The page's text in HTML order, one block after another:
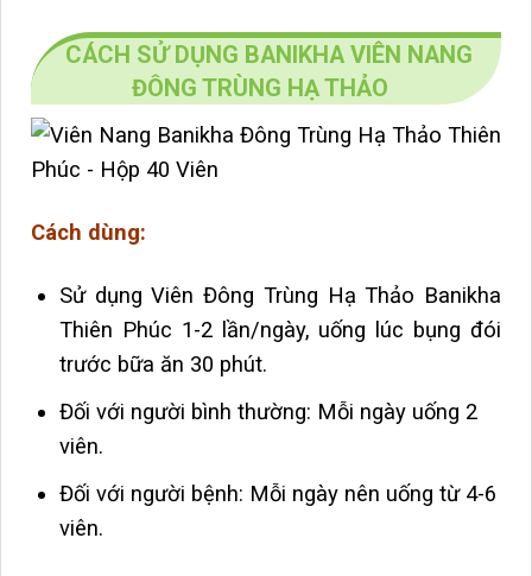
CÁCH SỬ DỤNG BANIKHA VIÊN NANG
ĐÔNG TRÙNG HẠ THẢO
Cách dùng:
Sử dụng Viên Đông Trùng Hạ Thảo Banikha
Thiên Phúc 1-2 lần/ngày, uống lúc bụng đói
trước bữa ăn 30 phút.
Đối với người bình thường: Mỗi ngày uống 2
viên.
Đối với người bệnh: Mỗi ngày nên uống từ 4-6
viên.